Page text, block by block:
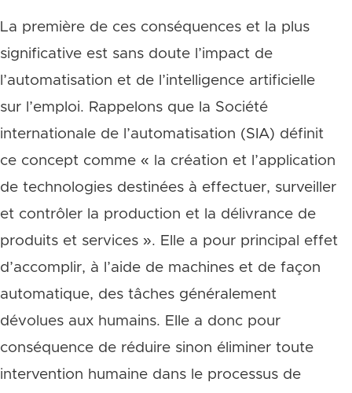
La première de ces conséquences et la plus
significative est sans doute l’impact de
l’automatisation et de l’intelligence artificielle
sur l’emploi. Rappelons que la Société
internationale de l’automatisation (SIA) définit
ce concept comme « la création et l’application
de technologies destinées à effectuer, surveiller
et contrôler la production et la délivrance de
produits et services ». Elle a pour principal effet
d’accomplir, à l’aide de machines et de façon
automatique, des tâches généralement
dévolues aux humains. Elle a donc pour
conséquence de réduire sinon éliminer toute
intervention humaine dans le processus de